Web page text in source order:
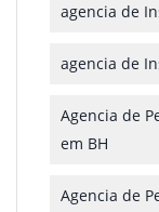
agencia de
agencia de
Agencia de
em BH
Agencia de